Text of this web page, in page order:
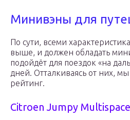
Минивэны для
По сути, всеми
выше, и должен обладать
подойдёт для поездок «на
дней. Отталкиваясь от них,
рейтинг.
Citroen Jumpy Multispace